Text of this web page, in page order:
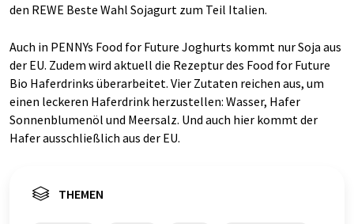
den REWE Beste Wahl Sojagurt zum Teil Italien.
Auch in PENNYs Food for Future Joghurts kommt nur Soja aus
der EU. Zudem wird aktuell die Rezeptur des Food for Future
Bio Haferdrinks überarbeitet. Vier Zutaten reichen aus, um
einen leckeren Haferdrink herzustellen: Wasser, Hafer
Sonnenblumenöl und Meersalz. Und auch hier kommt der
Hafer ausschließlich aus der EU.
THEMEN